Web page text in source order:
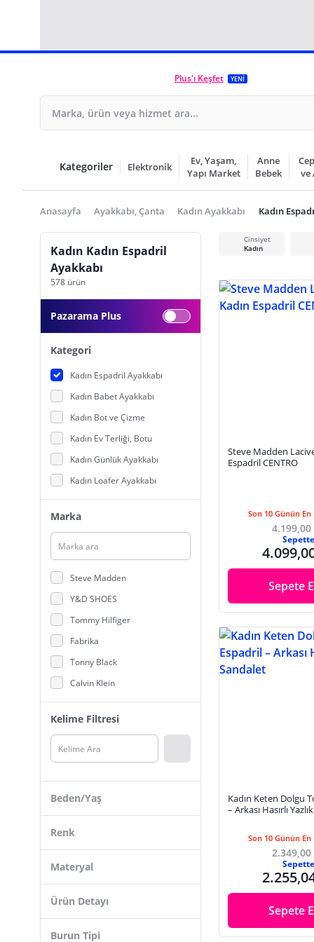
Plus'ı Keşfet YENİ
Kategoriler Elektronik
Ev, Yaşam,
Yapı Market
Anne
Bebek
ve
Anasayfa Ayakkabı, Çanta Kadın Ayakkabı Kadın
Kadın Kadın Espadril
Ayakkabı
578 ürün
Pazarama Plus
Kategori
Kadın Espadril Ayakkabı
Kadın Babet Ayakkabı
Kadın Bot ve Çizme
Kadın Ev Terliği, Botu
Kadın Günlük Ayakkabı
Kadın Loafer Ayakkabı
Kadın Oxford Ayakkabı
Kadın Sandalet, Terlik
Kadın Sneaker Ayakkabı
Marka
Steve Madden
Y&D SHOES
Tommy Hilfiger
Fabrika
Tonny Black
Calvin Klein
Liu Jo
Lauren Ralph Lauren
Togo
BEYBUN FASHİON
Bueno
Desa
MANEBİ
Kelime Filtresi
Beden/Yaş
36
38
Renk
Lacivert
Materyal
Ürün Detayı
Burun Tipi
Cinsiyet
Kadın
Steve Madden
Espadril CENTRO
Son 10 Günün En
4.199,00
Sepette
Sepete
Kadın Keten Dolgu
– Arkası Hasırlı
Son 10 Günün En
2.349,00
Sepette
Sepete